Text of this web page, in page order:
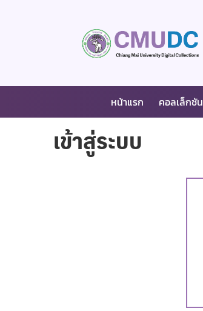
หน้าแรก คอลเล็กชัน
เข้าสู่ระบบ